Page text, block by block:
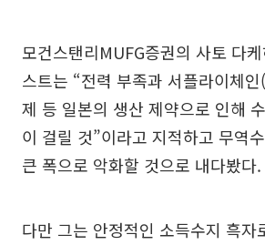
모건스탠리MUFG증권의 사토 다
스트는 “전력 부족과 서플라이체
제 등 일본의 생산 제약으로 인해
이 걸릴 것”이라고 지적하고 무역
큰 폭으로 악화할 것으로 내다봤다.
다만 그는 안정적인 소득수지 흑자